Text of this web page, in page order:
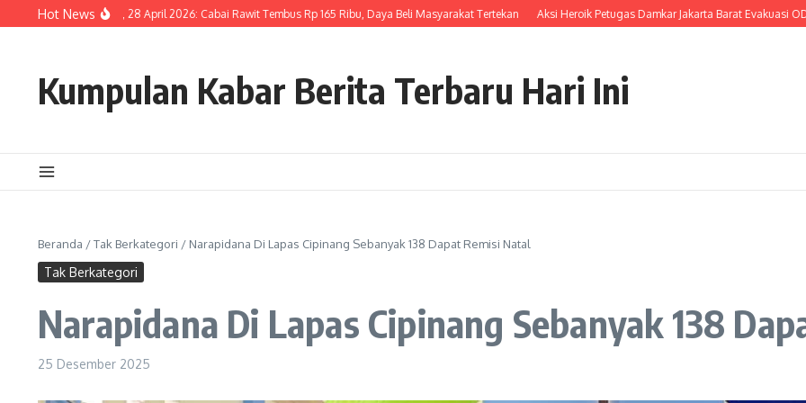
Lewati ke konten
Hot News
Hari Ini, 28 April 2026: Cabai Rawit Tembus Rp 165 Ribu, Daya Beli Masyarakat Tertekan Aksi Heroik Petugas Damkar Jakarta Barat Evakuasi ODGJ
Kumpulan Kabar Berita Terbaru Hari Ini
Beranda /Tak Berkategori / Narapidana Di Lapas Cipinang Sebanyak 138 Dapat Remisi Natal
Tak Berkategori
Narapidana Di Lapas Cipinang Sebanyak 138
25 Desember 2025